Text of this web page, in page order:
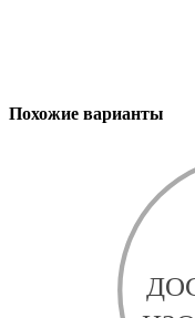
Похожие варианты